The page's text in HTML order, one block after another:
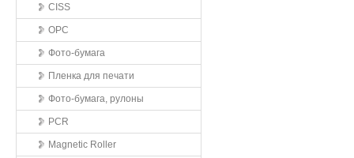
CISS
OPC
Фото-бумага
Пленка для печати
Фото-бумага, рулоны
PCR
Magnetic Roller